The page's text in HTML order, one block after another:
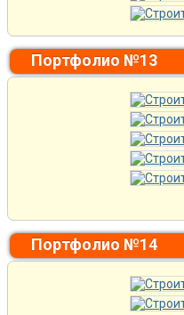
Портфолио №13
Портфолио №14